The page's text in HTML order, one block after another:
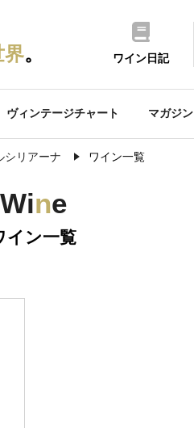
界。 ワイン日記
ヴィンテージチャート マガジン
シリアーナ ワイン一覧
Wine
イン一覧